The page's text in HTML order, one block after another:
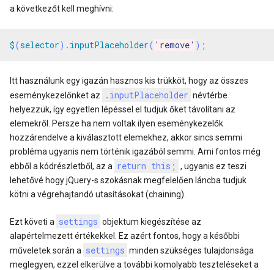
a következőt kell meghívni:
$(selector). inputPlaceholder( 'remove' );
Itt használunk egy igazán hasznos kis trükköt, hogy az összes
eseménykezelőnket az
.inputPlaceholder névtérbe
helyezzük, így egyetlen lépéssel el tudjuk őket távolítani az
elemekről. Persze ha nem voltak ilyen eseménykezelők
hozzárendelve a kiválasztott elemekhez, akkor sincs semmi
probléma ugyanis nem történik igazából semmi. Ami fontos még
ebből a kódrészletből, az a return this;
, ugyanis ez teszi
lehetővé hogy jQuery-s szokásnak megfelelően láncba tudjuk
kötni a végrehajtandó utasításokat (chaining).
Ezt követi a settings objektum kiegészítése az
alapértelmezett értékekkel. Ez azért fontos, hogy a későbbi
műveletek során a settings minden szükséges tulajdonsága
meglegyen, ezzel elkerülve a további komolyabb teszteléseket a